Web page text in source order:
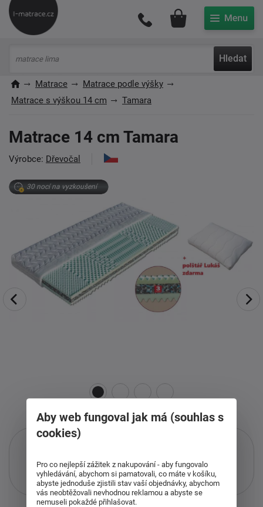
Hledat
Můj účet
Matrace
Matrace podle výšky
Matrace s výškou 14 cm
Tamara
Matrace 14 cm Tamara
Výrobce: Dřevočal
30 nocí na vyzkoušení
Pouze při nákupu přes i-matrace.cz
Více informacío službě.
Aby web fungoval jak má (souhlas s
cookies)
Pro co nejlepší zážitek z nakupování - aby fungovalo
vyhledávání, abychom si pamatovali, co máte v košíku,
abyste jednoduše zjistili stav vaší objednávky, abychom
vás neobtěžovali nevhodnou reklamou a abyste se
nemuseli pokaždé přihlašovat.